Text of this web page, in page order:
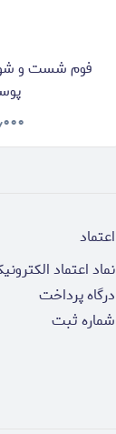
فوم شست و
اعتماد
نماد اعتماد
درگاه پرداخت
شماره ثبت